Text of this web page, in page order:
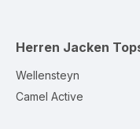
Herren Jacken
Wellensteyn
Camel Active